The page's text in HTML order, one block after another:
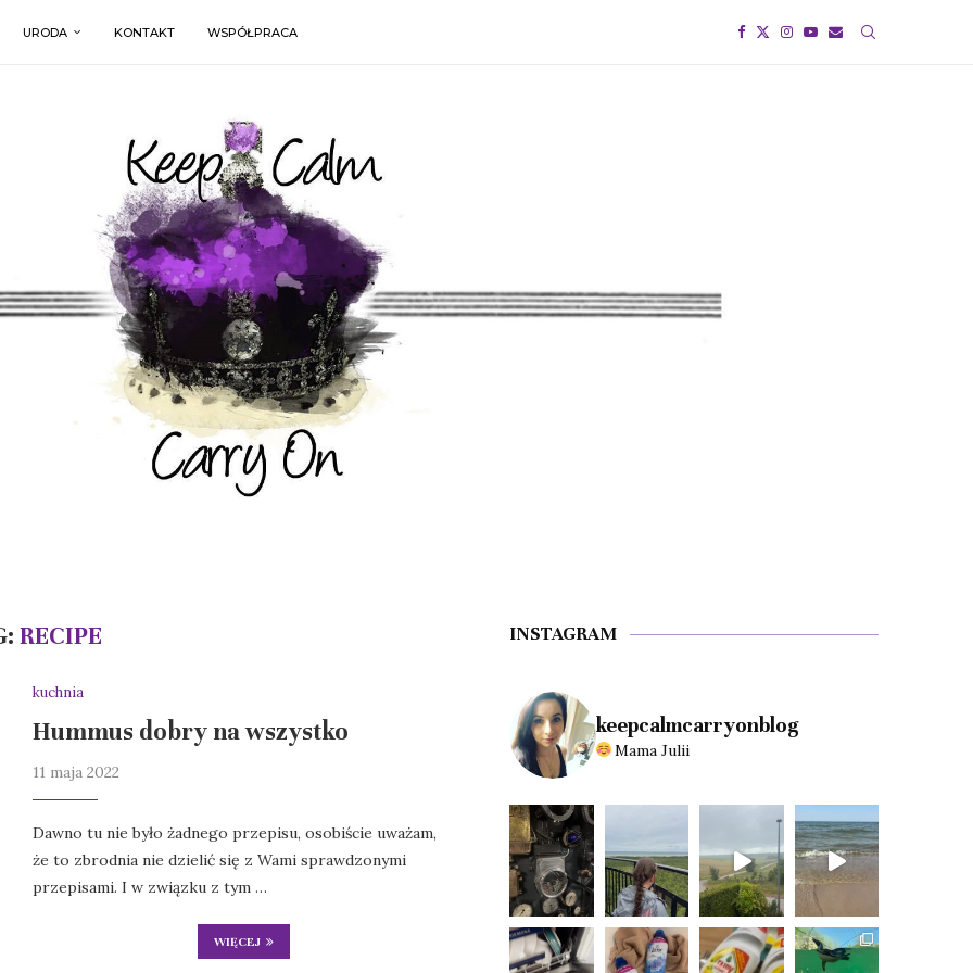
URODA KONTAKT WSPÓŁPRACA
RECIPE
kuchnia
Hummus dobry na wszystko
11 maja 2022
Dawno tu nie było żadnego przepisu, osobiście uważam,
że to zbrodnia nie dzielić się z Wami sprawdzonymi
przepisami. I w związku z tym …
WIĘCEJ
INSTAGRAM
keepcalmcarryonblog
Mama Julii